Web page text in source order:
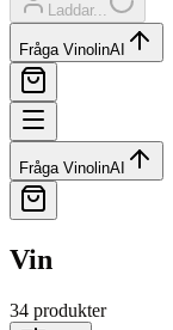
Laddar...
Fråga VinolinAI
Fråga VinolinAI
Vin
34 produkter